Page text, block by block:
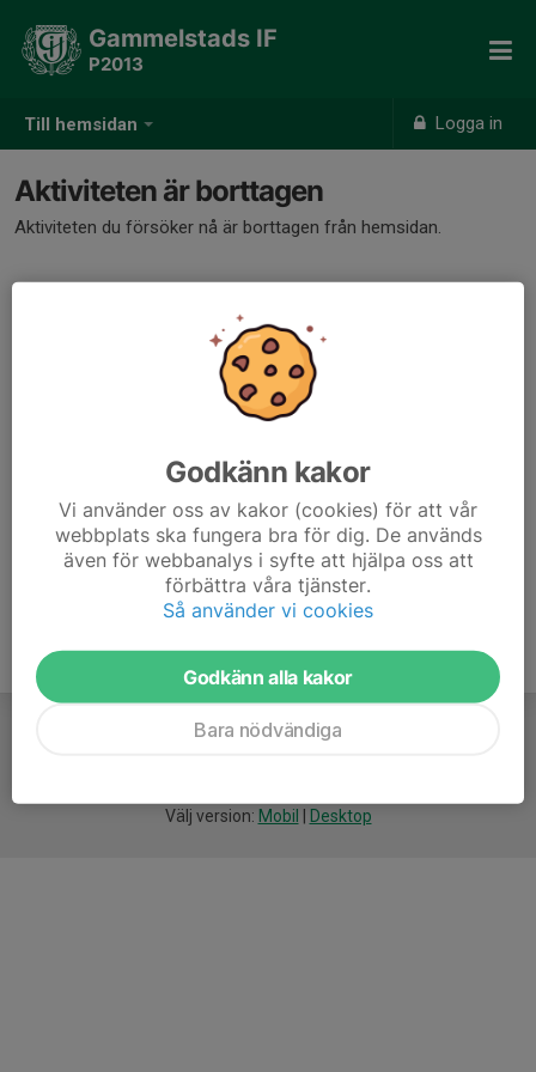
Till hemsidan Logga in
Gammelstads IF
P2013
Aktiviteten är borttagen
Aktiviteten du försöker nå är borttagen från hemsidan.
Välj version: Mobil Desktop
Godkänn kakor
Vi använder oss av kakor (cookies) för att vår
webbplats ska fungera bra för dig. De används
även för webbanalys i syfte att hjälpa oss att
förbättra våra tjänster.
Så använder vi cookies
Godkänn alla kakor
Bara nödvändiga